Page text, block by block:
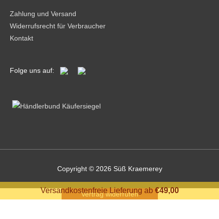
Zahlung und Versand
Widerrufsrecht für Verbraucher
Kontakt
Folge uns auf:
Copyright © 2026 Süß Kraemerey
Vertrag widerrufen
Versandkostenfreie Lieferung ab€49,00